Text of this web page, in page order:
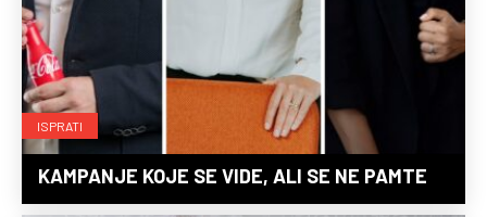
ISPRATI
KAMPANJE KOJE SE VIDE, ALI SE NE PAMTE